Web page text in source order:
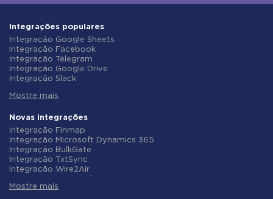
Integrações populares
Integração Google Sheets
Integração Facebook
Integração Telegram
Integração Google Drive
Integração Slack
Integração Gmail
Integração ClickUp
Integração Airtable
Integração Google Contacts
Integração OpenAI (ChatGPT)
Integração Instagram
Integração ActiveCampaign
Integração Typeform
Integração Salesforce CRM
Mostre mais
Novas integrações
Integração Finmap
Integração Microsoft Dynamics 365
Integração BulkGate
Integração TxtSync
Integração Wire2Air
Integração Infobip
Mostre mais